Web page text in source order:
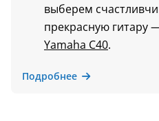
выберем
прекрасную гитару
Yamaha C40.
Подробнее